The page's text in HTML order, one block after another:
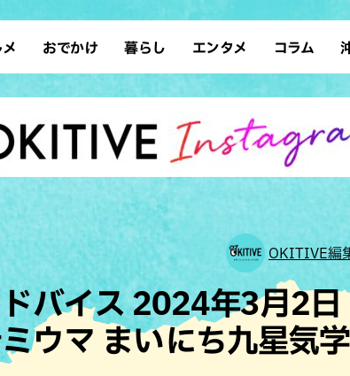
ン 沖縄そば
ウト カフェ
和食・日本料理
アジア・エスニック
イタリアン
洋料理 フレンチ
・焼肉 焼鳥・串料理
肉料理 居酒屋・バー
イキング
おでかけ
デート ドライブ
散歩 ソロ活
アート
ショッピング ホテル
サウナ 公園
沖縄の海
暮らし
レシピ SDGs
ファッション ローカルニュー
沖縄移住 沖縄旧暦行事
エンタメ
スポーツ
タレント・芸人
コラム
OKITIVE編
バイス 2024年3月2日
ウマ まいにち九星気学